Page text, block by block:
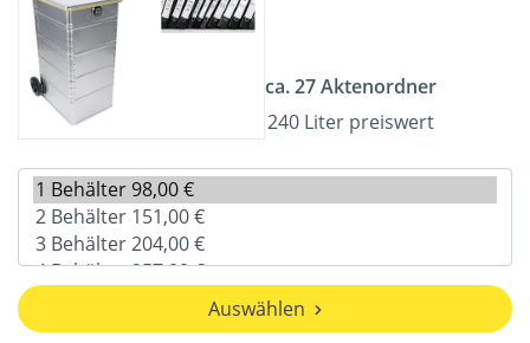
ca. 27 Aktenordner
240 Liter preiswert
Auswählen